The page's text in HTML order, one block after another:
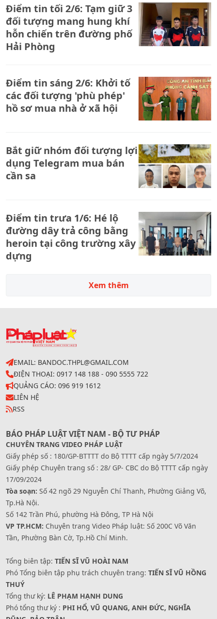
Điểm tin tối 2/6: Tạm giữ 3
đối tượng mang hung khí
hỗn chiến trên đường phố
Hải Phòng
Điểm tin sáng 2/6: Khởi tố
các đối tượng 'phù phép'
hồ sơ mua nhà ở xã hội
Bắt giữ nhóm đối tượng lợi
dụng Telegram mua bán
cần sa
Điểm tin trưa 1/6: Hé lộ
đường dây trả công bằng
heroin tại công trường xây
dựng
Xem thêm
EMAIL: BANDOC.THPL@GMAIL.COM
ĐIỆN THOẠI: 0917 148 188 - 090 5555 722
QUẢNG CÁO: 096 919 1612
LIÊN HỆ
RSS
BÁO PHÁP LUẬT VIỆT NAM - BỘ TƯ PHÁP
CHUYÊN TRANG VIDEO PHÁP LUẬT
Giấy phép số : 180/GP-BTTTT do Bộ TTTT cấp ngày 5/7/2024
Giấy phép Chuyên trang số : 28/ GP- CBC do Bộ TTTT cấp ngày
17/09/2024
Tòa soạn: Số 42 ngõ 29 Nguyễn Chí Thanh, Phường Giảng Võ,
Tp.Hà Nội.
Số 142 Trần Phú, phường Hà Đông, TP Hà Nội
VP TP.HCM: Chuyên trang Video Pháp luật: Số 200C Võ Văn
Tần, Phường Bàn Cờ, Tp.Hồ Chí Minh.
Tổng biên tập: TIẾN SĨ VŨ HOÀI NAM
Phó Tổng biên tập phụ trách chuyên trang: TIẾN SĨ VŨ HỒNG
THUÝ
Tổng thư ký: LÊ PHẠM HẠNH DUNG
Phó tổng thư ký : PHI HỔ, VŨ QUANG, ANH ĐỨC, NGHĨA